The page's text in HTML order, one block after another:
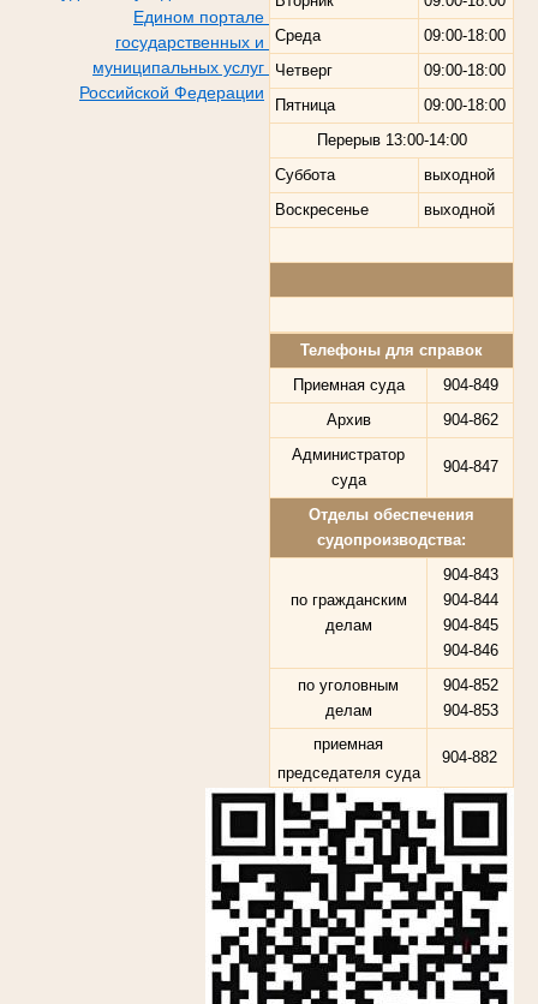
Среда
09:00-18:00
Четверг
09:00-18:00
Пятница
09:00-18:00
Перерыв 13:00-14:00
Суббота
выходной
Воскресенье
выходной
Телефоны для справок
Приемная суда
904-849
Архив
904-862
Администратор
суда
904-847
Отделы обеспечения
судопроизводства:
по гражданским
делам
904-843
904-844
904-845
904-846
по уголовным
делам
904-852
904-853
приемная
председателя суда
904-882
Едином портале
государственных и
муниципальных услуг
Российской Федерации